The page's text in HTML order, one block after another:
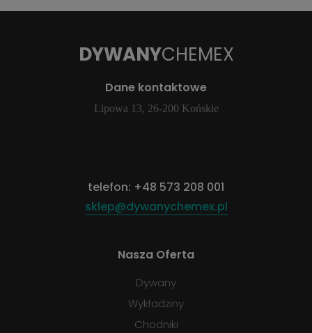
DYWANYCHEMEX
Dane kontaktowe
Lipowa 13, 26-200 Końskie
telefon: +48 573 208 001
sklep@dywanychemex.pl
Nasza Oferta
Dywany
Wykładziny
Chodniki